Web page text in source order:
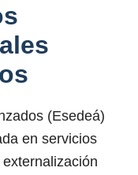
(Esedeá)
en servicios